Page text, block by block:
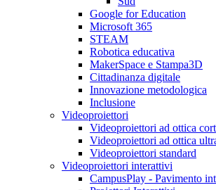
Google for Education
Microsoft 365
STEAM
Robotica educativa
MakerSpace e Stampa3D
Cittadinanza digitale
Innovazione metodologica
Inclusione
Videoproiettori
Videoproiettori ad ottica
Videoproiettori ad ottica
Videoproiettori standard
Videoproiettori interattivi
CampusPlay - Pavimento